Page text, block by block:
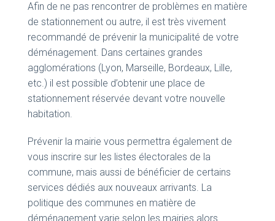
Afin de ne pas rencontrer de problèmes en matière
de stationnement ou autre, il est très vivement
recommandé de prévenir la municipalité de votre
déménagement. Dans certaines grandes
agglomérations (Lyon, Marseille, Bordeaux, Lille,
etc.) il est possible d’obtenir une place de
stationnement réservée devant votre nouvelle
habitation.
Prévenir la mairie vous permettra également de
vous inscrire sur les listes électorales de la
commune, mais aussi de bénéficier de certains
services dédiés aux nouveaux arrivants. La
politique des communes en matière de
déménagement varie selon les mairies alors